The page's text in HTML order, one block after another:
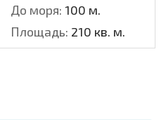
До моря: 100 м.
Площадь: 210 кв. м.